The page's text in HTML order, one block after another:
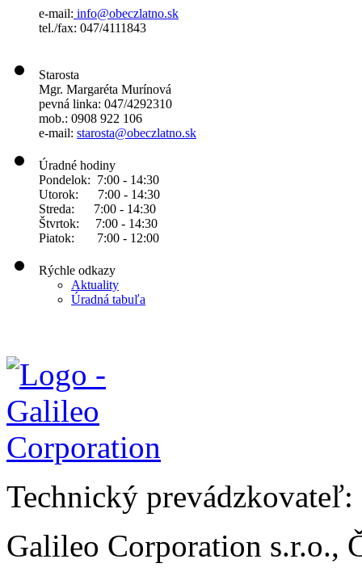
e-mail: info@obeczlatno.sk
tel./fax: 047/4111843
Starosta
Mgr. Margaréta Murínová
pevná linka: 047/4292310
mob.: 0908 922 106
e-mail: starosta@obeczlatno.sk
Úradné hodiny
Pondelok: 7:00 - 14:30
Utorok: 7:00 - 14:30
Streda: 7:00 - 14:30
Štvrtok: 7:00 - 14:30
Piatok: 7:00 - 12:00
Rýchle odkazy
Aktuality
Úradná tabuľa
Technický prevádzkovateľ:
Galileo Corporation s.r.o.,